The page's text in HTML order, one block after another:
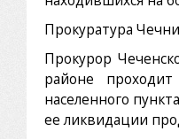
Прокуратура
Прокурор
районе
населенного
ее ликвидации